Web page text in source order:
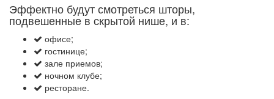
Эффектно будут смотреться шторы,
подвешенные в скрытой нише, и в:
офисе;
гостинице;
зале приемов;
ночном клубе;
ресторане.